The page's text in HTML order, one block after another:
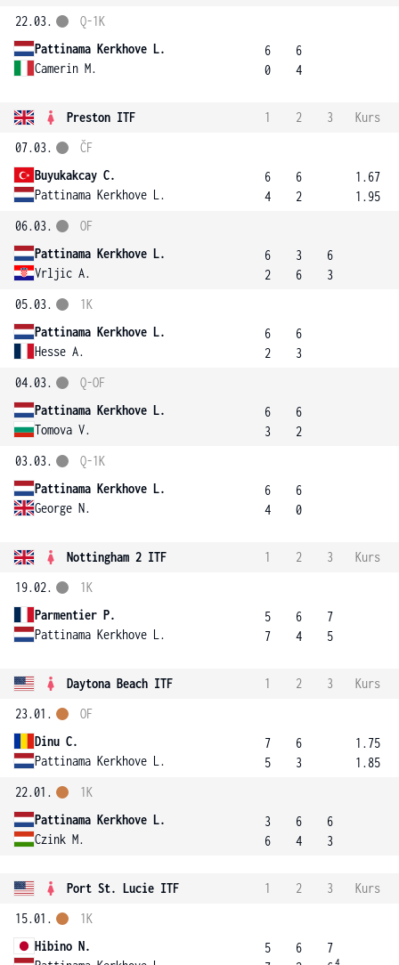
22.03.
Pattinama Kerkhove L.
Camerin M.
Q-1K
6
0
6
4
Preston ITF 1 2 3
Kurs
07.03.
Buyukakcay C.
Pattinama Kerkhove L.
ČF
6
4
6
2
1.67
1.95
06.03.
Pattinama Kerkhove L.
Vrljic A.
OF
6
2
3
6
6
3
05.03.
Pattinama Kerkhove L.
Hesse A.
1K
6
2
6
3
04.03.
Pattinama Kerkhove L.
Tomova V.
Q-OF
6
3
6
2
03.03.
Pattinama Kerkhove L.
George N.
Q-1K
6
4
6
0
Nottingham 2 ITF 1 2 3
Kurs
19.02.
Parmentier P.
Pattinama Kerkhove L.
1K
5
7
6
4
7
5
Daytona Beach ITF 1 2 3
Kurs
23.01.
Dinu C.
Pattinama Kerkhove L.
OF
7
5
6
3
1.75
1.85
22.01.
Pattinama Kerkhove L.
Czink M.
1K
3
6
6
4
6
3
Port St. Lucie ITF 1 2 3
Kurs
15.01.
Hibino N.
1K
5
6
7
4